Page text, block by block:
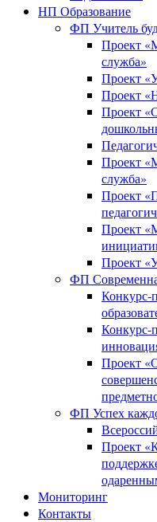
НП Образование
ФП Учитель
Проект
служба»
Проект
Проект
Проект
Проект
служба»
Проект
Проект
Проект
ФП
Конкурс-
Конкурс-
Проект
ФП Успех
Проект
Мониторинг
Контакты